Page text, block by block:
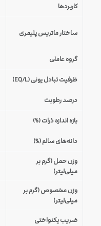
کاربردها
ساختار ماتریس پلیمری
گروه عاملی
ظرفیت تبادل یونی (EQ/L)
درصد رطوبت
بازه اندازه ذرات (%)
دانه‌های سالم (%)
وزن حمل (گرم بر
میلی‌لیتر)
وزن مخصوص (گرم بر
میلی‌لیتر)
ضریب یکنواختی